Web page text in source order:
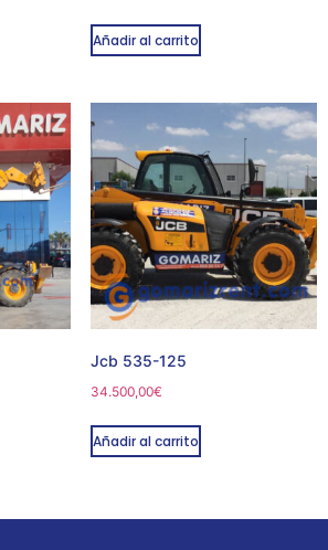
Añadir al carrito
Jcb 535-125
34.500,00€
Añadir al carrito